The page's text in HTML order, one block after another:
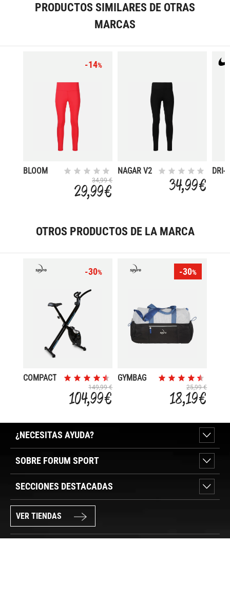
PRODUCTOS SIMILARES DE OTRAS
MARCAS
-14%
BLOOM
34,99 €
29,99 €
NAGAR V2
34,99 €
DRI-
OTROS PRODUCTOS DE LA MARCA
-30%
COMPACT
149,99 €
104,99 €
-30%
GYMBAG
25,99 €
18,19 €
¿NECESITAS AYUDA?
SOBRE FORUM SPORT
SECCIONES DESTACADAS
VER TIENDAS